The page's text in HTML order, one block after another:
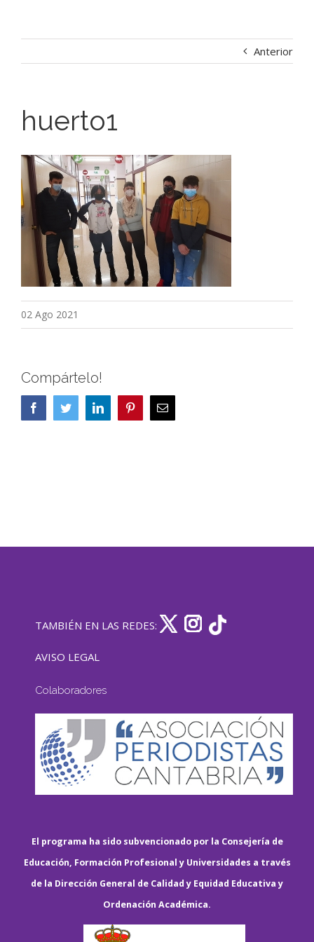
Anterior
huerto1
02 Ago 2021
Compártelo!
FacebookTwitterLinkedIn PinterestCorreo
electrónico
TAMBIÉN EN LAS REDES:
AVISO LEGAL
Colaboradores
El programa ha sido subvencionado por la Consejería de
Educación, Formación Profesional y Universidades a través
de la Dirección General de Calidad y Equidad Educativa y
Ordenación Académica.